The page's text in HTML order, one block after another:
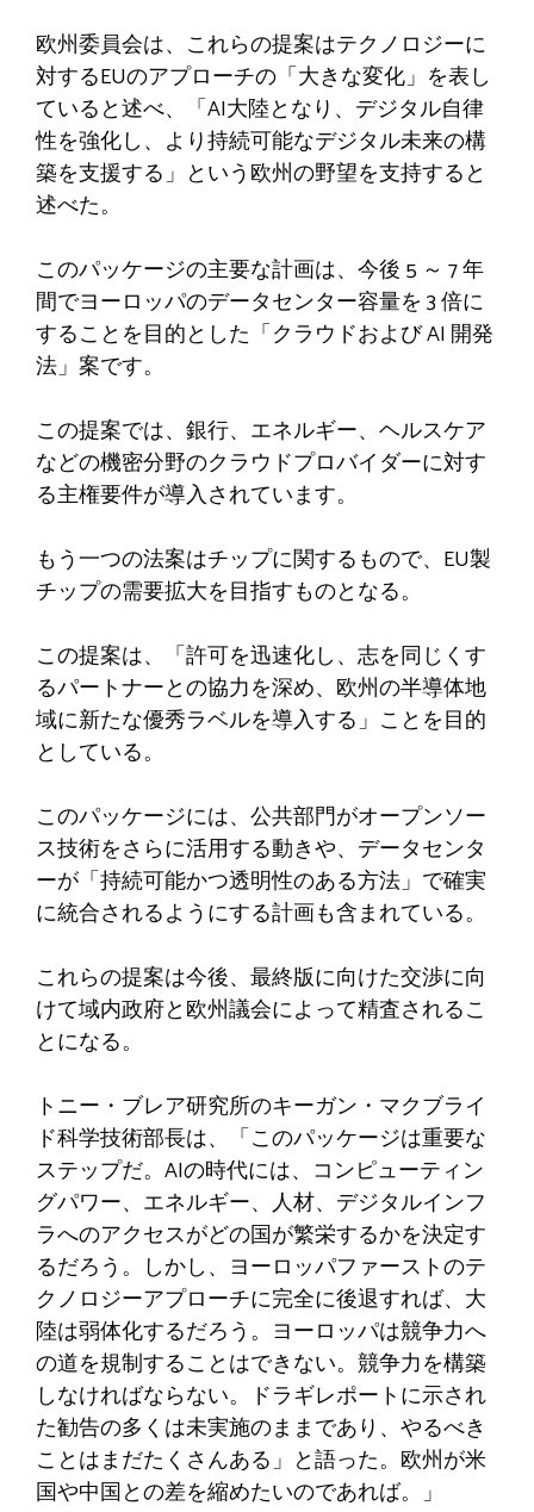
欧州委員会は、これらの提案はテクノロジーに
対するEUのアプローチの「大きな変化」を表し
ていると述べ、「AI大陸となり、デジタル自律
性を強化し、より持続可能なデジタル未来の構
築を支援する」という欧州の野望を支持すると
述べた。
このパッケージの主要な計画は、今後 5 ～ 7 年
間でヨーロッパのデータセンター容量を 3 倍に
することを目的とした「クラウドおよび AI 開発
法」案です。
この提案では、銀行、エネルギー、ヘルスケア
などの機密分野のクラウドプロバイダーに対す
る主権要件が導入されています。
もう一つの法案はチップに関するもので、EU製
チップの需要拡大を目指すものとなる。
この提案は、「許可を迅速化し、志を同じくす
るパートナーとの協力を深め、欧州の半導体地
域に新たな優秀ラベルを導入する」ことを目的
としている。
このパッケージには、公共部門がオープンソー
ス技術をさらに活用する動きや、データセンタ
ーが「持続可能かつ透明性のある方法」で確実
に統合されるようにする計画も含まれている。
これらの提案は今後、最終版に向けた交渉に向
けて域内政府と欧州議会によって精査されるこ
とになる。
トニー・ブレア研究所のキーガン・マクブライ
ド科学技術部長は、「このパッケージは重要な
ステップだ。AIの時代には、コンピューティン
グパワー、エネルギー、人材、デジタルインフ
ラへのアクセスがどの国が繁栄するかを決定す
るだろう。しかし、ヨーロッパファーストのテ
クノロジーアプローチに完全に後退すれば、大
陸は弱体化するだろう。ヨーロッパは競争力へ
の道を規制することはできない。競争力を構築
しなければならない。ドラギレポートに示され
た勧告の多くは未実施のままであり、やるべき
ことはまだたくさんある」と語った。欧州が米
国や中国との差を縮めたいのであれば。」